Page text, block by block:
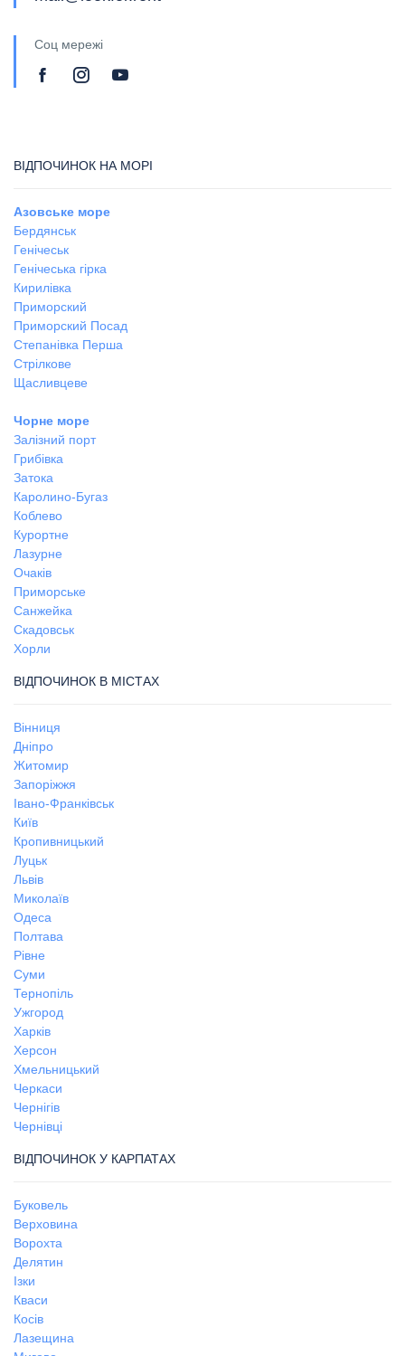
Соц мережі
ВІДПОЧИНОК НА МОРІ
Азовське море
Бердянськ
Генічеськ
Генічеська гірка
Кирилівка
Приморский
Приморский Посад
Степанівка Перша
Стрілкове
Щасливцеве
Чорне море
Залізний порт
Грибівка
Затока
Каролино-Бугаз
Коблево
Курортне
Лазурне
Очаків
Приморське
Санжейка
Скадовськ
Хорли
ВІДПОЧИНОК В МІСТАХ
Вінниця
Дніпро
Житомир
Запоріжжя
Івано-Франківськ
Київ
Кропивницький
Луцьк
Львів
Миколаїв
Одеса
Полтава
Рівне
Суми
Тернопіль
Ужгород
Харків
Херсон
Хмельницький
Черкаси
Чернігів
Чернівці
ВІДПОЧИНОК У КАРПАТАХ
Буковель
Верховина
Ворохта
Делятин
Ізки
Кваси
Косів
Лазещина